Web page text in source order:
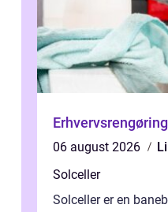
06 august 2026
Solceller
Solceller er en